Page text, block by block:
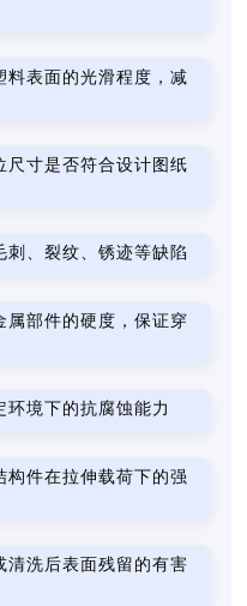
料表面的光滑程度，减
尺寸是否符合设计图纸
刺、裂纹、锈迹等缺陷
属部件的硬度，保证穿
环境下的抗腐蚀能力
构件在拉伸载荷下的强
清洗后表面残留的有害